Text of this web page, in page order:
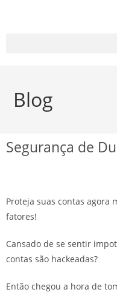
Blog
Segurança de
Proteja suas contas agora
fatores!
Cansado de se sentir
contas são hackeadas?
Então chegou a hora de